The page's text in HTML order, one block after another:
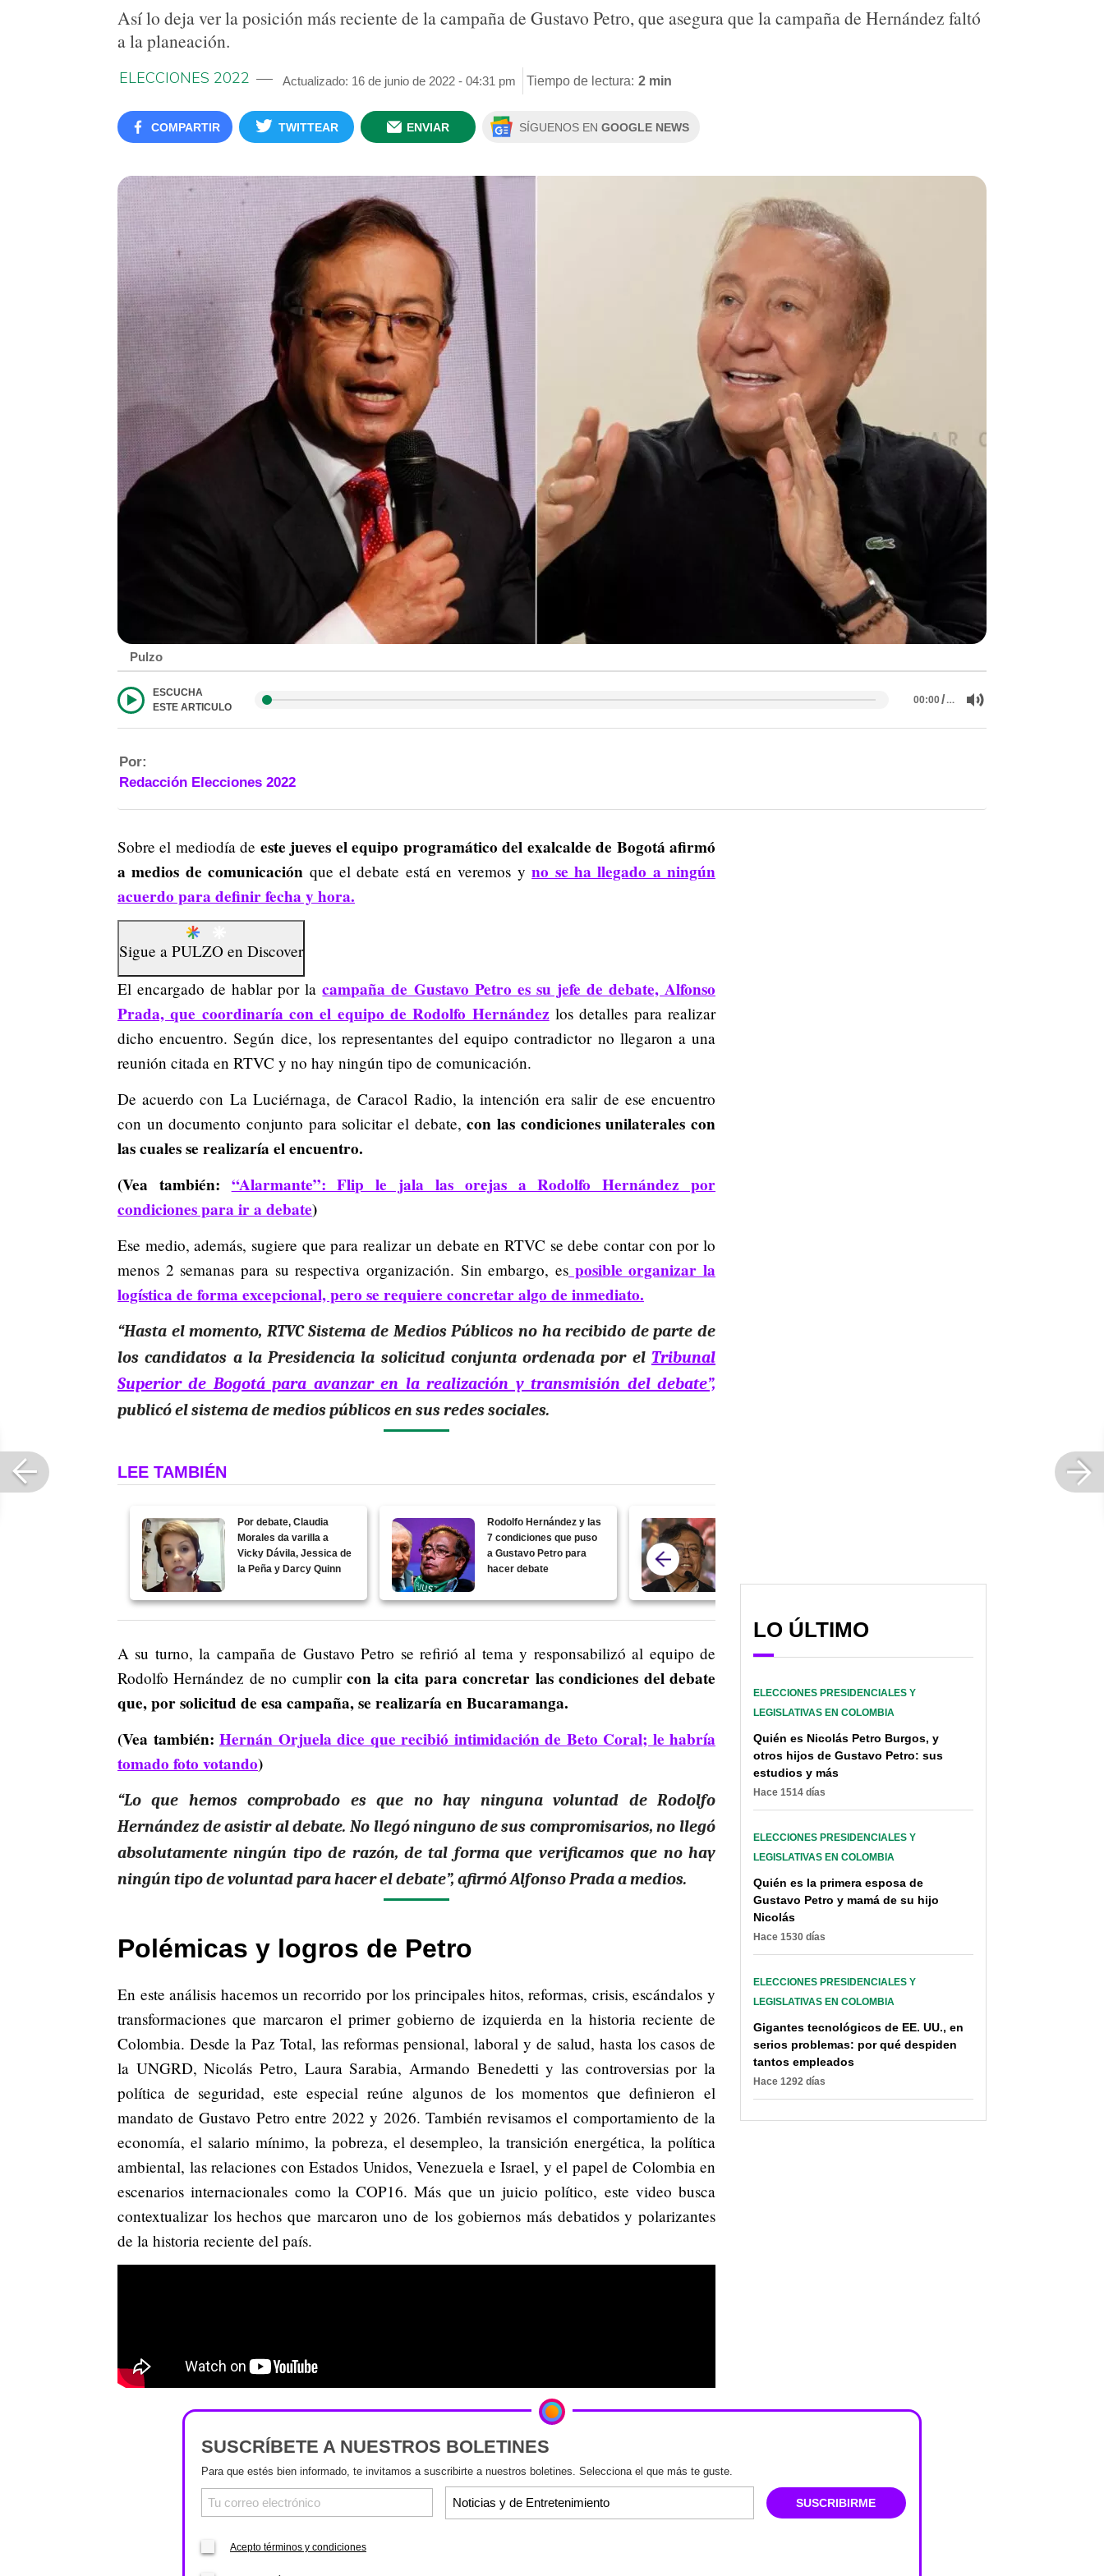
Así lo deja ver la posición más reciente de la campaña de Gustavo Petro, que asegura que la campaña de Hernández faltó
a la planeación.
ELECCIONES 2022 Actualizado: 16 de junio de 2022 - 04:31 pm Tiempo de lectura: 2 min
COMPARTIR TWITTEAR ENVIAR SÍGUENOS EN GOOGLE NEWS
Pulzo
ESCUCHA
ESTE ARTICULO
00:00/…
Por:
Redacción Elecciones 2022
Sobre el mediodía de este jueves el equipo programático del exalcalde de Bogotá afirmó
a medios de comunicación que el debate está en veremos yno se ha llegado a ningún
acuerdo para definir fecha y hora.
Sigue a PULZO en Discover
El encargado de hablar por lacampaña de Gustavo Petro es su jefe de debate, Alfonso
Prada, que coordinaría con el equipo de Rodolfo Hernández los detalles para realizar
dicho encuentro. Según dice, los representantes del equipo contradictor no llegaron a una
reunión citada en RTVC y no hay ningún tipo de comunicación.
De acuerdo con La Luciérnaga, de Caracol Radio, la intención era salir de ese encuentro
con un documento conjunto para solicitar el debate,con las condiciones unilaterales con
las cuales se realizaría el encuentro.
(Vea también: “Alarmante”: Flip le jala las orejas a Rodolfo Hernández por
condiciones para ir a debate)
Ese medio, además, sugiere que para realizar un debate en RTVC se debe contar con por lo
menos 2 semanas para su respectiva organización. Sin embargo, es posible organizar la
logística de forma excepcional, pero se requiere concretar algo de inmediato.
“Hasta el momento, RTVC Sistema de Medios Públicos no ha recibido de parte de
los candidatos a la Presidencia la solicitudconjunta ordenada por el Tribunal
Superior de Bogotá para avanzar en la realización y transmisión del debate”,
publicó el sistema de medios públicos en sus redes sociales.
LEE TAMBIÉN
Por debate, Claudia
Morales da varilla a
Vicky Dávila, Jessica de
la Peña y Darcy Quinn
Rodolfo Hernández y las
7 condiciones que puso
a Gustavo Petro para
hacer debate
A su turno, la campaña de Gustavo Petro se refirió al tema y responsabilizó al equipo de
Rodolfo Hernández de no cumplircon la cita para concretar las condiciones del debate
que, por solicitud de esa campaña, se realizaría en Bucaramanga.
(Vea también: Hernán Orjuela dice que recibió intimidación de Beto Coral; le habría
tomado foto votando)
“Lo que hemos comprobado es que no hay ninguna voluntad de Rodolfo
Hernández de asistir al debate. No llegó ninguno de sus compromisarios, no llegó
absolutamente ningún tipo de razón, de tal forma que verificamos que no hay
ningún tipo de voluntad para hacer el debate”, afirmó Alfonso Prada a medios.
Polémicas y logros de Petro
En este análisis hacemos un recorrido por los principales hitos, reformas, crisis, escándalos y
transformaciones que marcaron el primer gobierno de izquierda en la historia reciente de
Colombia. Desde la Paz Total, las reformas pensional, laboral y de salud, hasta los casos de
la UNGRD, Nicolás Petro, Laura Sarabia, Armando Benedetti y las controversias por la
política de seguridad, este especial reúne algunos de los momentos que definieron el
mandato de Gustavo Petro entre 2022 y 2026. También revisamos el comportamiento de la
economía, el salario mínimo, la pobreza, el desempleo, la transición energética, la política
ambiental, las relaciones con Estados Unidos, Venezuela e Israel, y el papel de Colombia en
escenarios internacionales como la COP16. Más que un juicio político, este video busca
contextualizar los hechos que marcaron uno de los gobiernos más debatidos y polarizantes
de la historia reciente del país.
LO ÚLTIMO
ELECCIONES PRESIDENCIALES Y
LEGISLATIVAS EN COLOMBIA
Quién es Nicolás Petro Burgos, y
otros hijos de Gustavo Petro: sus
estudios y más
Hace 1514 días
ELECCIONES PRESIDENCIALES Y
LEGISLATIVAS EN COLOMBIA
Quién es la primera esposa de
Gustavo Petro y mamá de su hijo
Nicolás
Hace 1530 días
ELECCIONES PRESIDENCIALES Y
LEGISLATIVAS EN COLOMBIA
Gigantes tecnológicos de EE. UU., en
serios problemas: por qué despiden
tantos empleados
Hace 1292 días
SUSCRÍBETE A NUESTROS BOLETINES
Para que estés bien informado, te invitamos a suscribirte a nuestros boletines. Selecciona el que más te guste.
SUSCRIBIRME
Acepto términos y condiciones